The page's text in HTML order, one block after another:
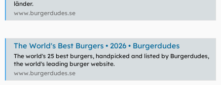
länder.
www.burgerdudes.se
The World's Best Burgers • 2026 • Burgerdudes
The world's 25 best burgers, handpicked and listed by Burgerdudes,
the world's leading burger website.
www.burgerdudes.se